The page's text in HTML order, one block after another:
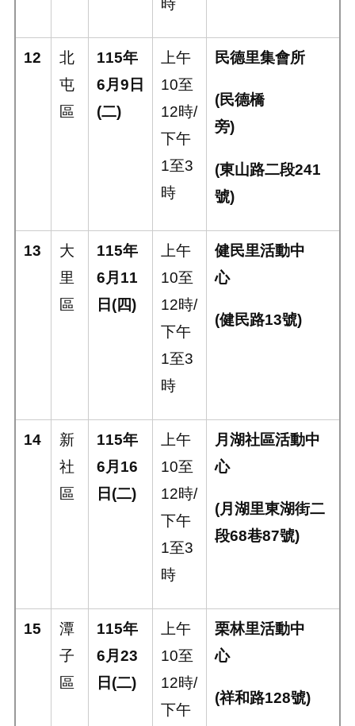
12
北
屯
區
115年
6月 9 日
(二)
上午
10至
12時/
下午
1至3
時
民德里集會所
(民德橋
旁)
(東山路二段241
號)
13
大
里
區
115年
6月 11
日 (四)
上午
10至
12時/
下午
1至3
時
健民里活動中
心
(健民路13號)
14
新
社
區
115年
6月 16
日 (二)
上午
10至
12時/
下午
1至3
時
月湖社區活動中
心
(月湖里東湖街二
段68巷87號)
15
潭
子
區
115年
6月 23
日 (二)
上午
10至
12時/
下午
栗林里活動中
心
(祥和路128號)